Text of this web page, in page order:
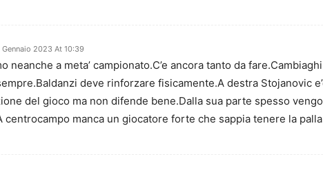
Gennaio 2023 At 10:39
neanche a meta’ campionato.C’e ancora tanto da
deve rinforzare fisicamente.A destra Stojanovic
del gioco ma non difende bene.Dalla sua parte spesso
centrocampo manca un giocatore forte che sappia tenere la